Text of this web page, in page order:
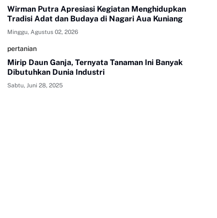
Wirman Putra Apresiasi Kegiatan Menghidupkan
Tradisi Adat dan Budaya di Nagari Aua Kuniang
Minggu, Agustus 02, 2026
pertanian
Mirip Daun Ganja, Ternyata Tanaman Ini Banyak
Dibutuhkan Dunia Industri
Sabtu, Juni 28, 2025